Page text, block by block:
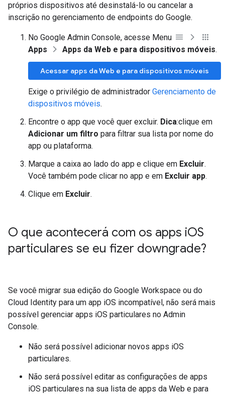
próprios dispositivos até desinstalá-lo ou cancelar a
inscrição no gerenciamento de endpoints do Google.
No Google Admin Console, acesse Menu
Apps
Apps da Web e para dispositivos móveis.
Acessar apps da Web e para dispositivos móveis
Exige o privilégio de administrador Gerenciamento de
dispositivos móveis.
Encontre o app que você quer excluir. Dica:clique em
Adicionar um filtro para filtrar sua lista por nome do
app ou plataforma.
Marque a caixa ao lado do app e clique em Excluir.
Você também pode clicar no app e em Excluir app.
Clique em Excluir.
O que acontecerá com os apps iOS
particulares se eu fizer downgrade?
Se você migrar sua edição do Google Workspace ou do
Cloud Identity para um app iOS incompatível, não será mais
possível gerenciar apps iOS particulares no Admin
Console.
Não será possível adicionar novos apps iOS
particulares.
Não será possível editar as configurações de apps
iOS particulares na sua lista de apps da Web e para